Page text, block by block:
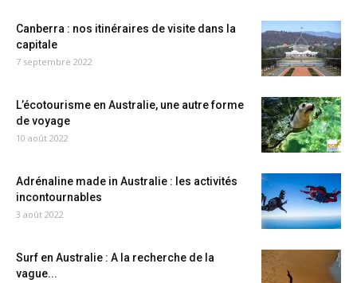
Canberra : nos itinéraires de visite dans la
capitale
7 septembre 2022
L’écotourisme en Australie, une autre forme
de voyage
10 août 2022
Adrénaline made in Australie : les activités
incontournables
3 août 2022
Surf en Australie : A la recherche de la
vague...